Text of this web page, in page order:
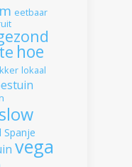
eetbaar
hoe
lokaal
slow
Spanje
vega